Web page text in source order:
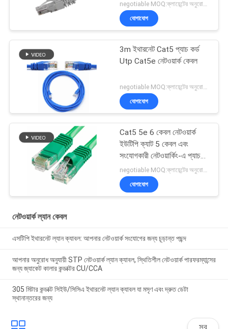
negotiable MOQ:ক্লায়েন্টের অনুরোধ হিসাবে কাস্টমাইজড টাইপ 30000 মিটার হিসাবে স্টক।
যোগাযোগ
3m ইথারনেট Cat5 প্যাচ কর্ড
Utp Cat5e নেটওয়ার্ক কেবল
negotiable MOQ:ক্লায়েন্টের অনুরোধ হিসাবে কাস্টমাইজড টাইপ 30000 মিটার হিসাবে স্টক।
যোগাযোগ
Cat5 5e 6 কেবল নেটওয়ার্ক
ইউটিপি ক্যাট 5 কেবল এবং
সংযোগকারী নেটওয়ার্কিং-এ প্যাচ
কেবল
যোগাযোগ
নেটওয়ার্ক ল্যান কেবল
এসটিপি ইথারনেট ল্যান ক্যাবল: আপনার নেটওয়ার্ক সংযোগের জন্য চূড়ান্ত পছন্দ
আপনার অনুরোধ অনুযায়ী STP নেটওয়ার্ক ল্যান ক্যাবল, স্থিতিশীল নেটওয়ার্ক পারফরম্যান্সের
জন্য জ্যাকেট কালার কন্ডাক্টর CU/CCA
305 মিটার কন্ডাক্ট সিইউ/সিসিএ ইথারনেট ল্যান ক্যাবল যা মসৃণ এবং দ্রুত ডেটা
স্থানান্তরের জন্য